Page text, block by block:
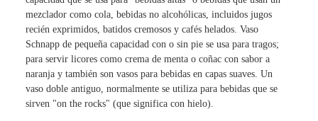
mezclador como cola, bebidas no alcohólicas, incluidos jugos
recién exprimidos, batidos cremosos y cafés helados. Vaso
Schnapp de pequeña capacidad con o sin pie se usa para tragos;
para servir licores como crema de menta o coñac con sabor a
naranja y también son vasos para bebidas en capas suaves. Un
vaso doble antiguo, normalmente se utiliza para bebidas que se
sirven "on the rocks" (que significa con hielo).